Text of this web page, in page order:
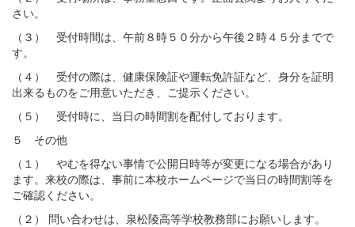
さい。
（３） 受付時間は、午前８時５０分から午後２時４５分までで
す。
（４） 受付の際は、健康保険証や運転免許証など、身分を証明
出来るものをご用意いただき、ご提示ください。
（５） 受付時に、当日の時間割を配付しております。
５ その他
（１） やむを得ない事情で公開日時等が変更になる場合があり
ます。来校の際は、事前に本校ホームページで当日の時間割等を
ご確認ください。
（２） 問い合わせは、泉松陵高等学校教務部にお願いします。